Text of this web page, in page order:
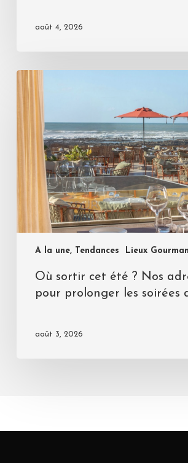
août 4, 2026
A la une, Tendances Lieux
Où sortir cet été ? Nos
pour prolonger les soirées
août 3, 2026